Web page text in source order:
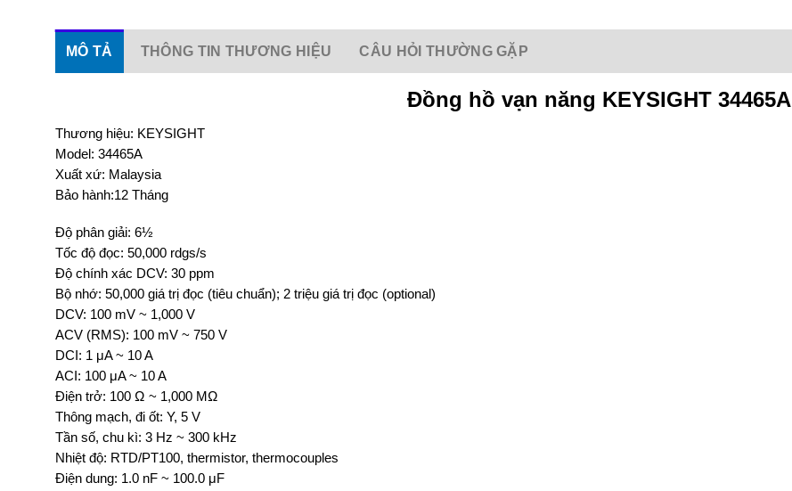
MÔ TẢ THÔNG TIN THƯƠNG HIỆU CÂU HỎI THƯỜNG GẶP
Đồng hồ vạn năng KEYSIGHT 34465A
Thương hiệu: KEYSIGHT
Model: 34465A
Xuất xứ: Malaysia
Bảo hành:12 Tháng
Độ phân giải: 6½
Tốc độ đọc: 50,000 rdgs/s
Độ chính xác DCV: 30 ppm
Bộ nhớ: 50,000 giá trị đọc (tiêu chuẩn); 2 triệu giá trị đọc (optional)
DCV: 100 mV ~ 1,000 V
ACV (RMS): 100 mV ~ 750 V
DCI: 1 μA ~ 10 A
ACI: 100 μA ~ 10 A
Điện trở: 100 Ω ~ 1,000 MΩ
Thông mạch, đi ốt: Y, 5 V
Tần số, chu kì: 3 Hz ~ 300 kHz
Nhiệt độ: RTD/PT100, thermistor, thermocouples
Điện dung: 1.0 nF ~ 100.0 μF